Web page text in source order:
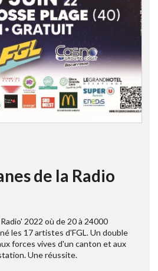
de la Radio
2022 où de 20 à 24000
les 17 artistes d'FGL. Un double
forces vives d'un canton et aux
Une réussite.